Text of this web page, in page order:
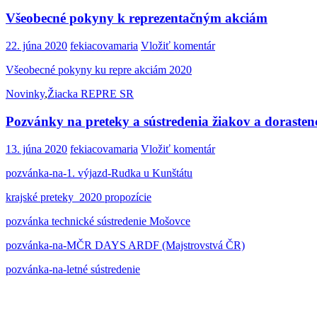
Všeobecné pokyny k reprezentačným akciám
22. júna 2020 fekiacovamaria Vložiť komentár
Všeobecné pokyny ku repre akciám 2020
Novinky,Žiacka REPRE SR
Pozvánky na preteky a sústredenia žiakov a
13. júna 2020 fekiacovamaria Vložiť komentár
pozvánka-na-1. výjazd-Rudka u Kunštátu
krajské preteky_2020 propozície
pozvánka technické sústredenie Mošovce
pozvánka-na-MČR DAYS ARDF (Majstrovstvá ČR)
pozvánka-na-letné sústredenie